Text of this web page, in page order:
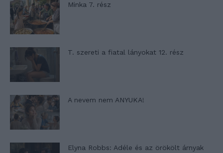
Minka 7. rész
T. szereti a fiatal lányokat 12. rész
A nevem nem ANYUKA!
Elyna Robbs: Adéle és az örökölt árnyak